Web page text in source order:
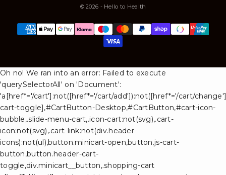
© 2026 - Hello to Health
Oh no! We ran into an error: Failed to execute
'querySelectorAll' on 'Document':
'a[href*='/cart']:not([href*='/cart/add']):not([href*='/cart/
cart-toggle],#CartButton-Desktop,#CartButton,#cart-icon-
bubble,.slide-menu-cart,.icon-cart:not(svg),.cart-
icon:not(svg),.cart-link:not(div.header-
icons):not(ul),button.minicart-open,button.js-cart-
button,button.header-cart-
toggle,div.minicart__button,.shopping-cart